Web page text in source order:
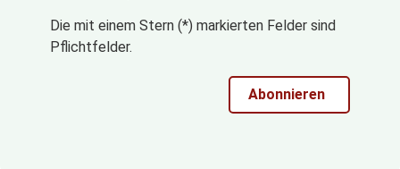
Die mit einem Stern (*) markierten Felder sind
Pflichtfelder.
Abonnieren